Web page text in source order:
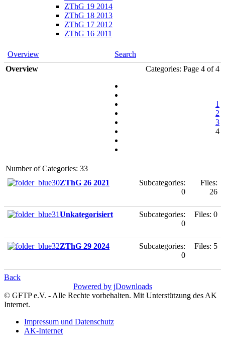
ZThG 19 2014
ZThG 18 2013
ZThG 17 2012
ZThG 16 2011
Overview
Search
Overview
Categories: Page 4 of 4
1
2
3
4
Number of Categories: 33
ZThG 26 2021
Subcategories:
0
Files:
26
Unkategorisiert
Subcategories:
0
Files: 0
ZThG 29 2024
Subcategories:
0
Files: 5
Back
Powered by jDownloads
© GFTP e.V. - Alle Rechte vorbehalten. Mit Unterstützung des AK
Internet.
Impressum und Datenschutz
AK-Internet